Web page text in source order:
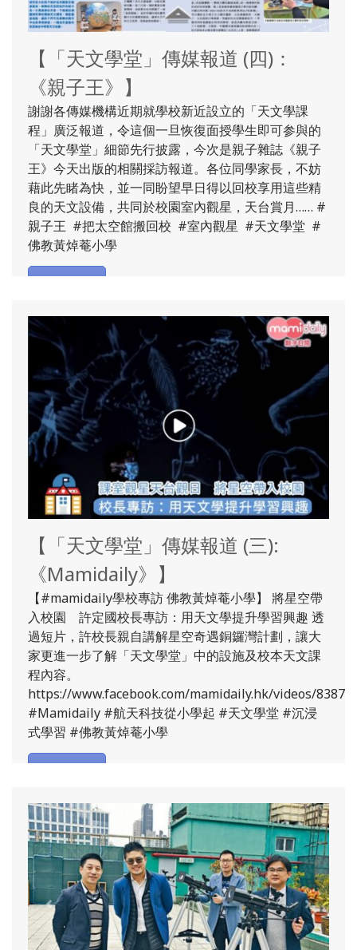
【「天文學堂」傳媒報道 (四)：
《親子王》】
謝謝各傳媒機構近期就學校新近設立的「天文學課
程」廣泛報道，令這個一旦恢復面授學生即可参與的
「天文學堂」細節先行披露，今次是親子雜誌《親子
王》今天出版的相關採訪報道。各位同學家長，不妨
藉此先睹為快，並一同盼望早日得以回校享用這些精
良的天文設備，共同於校園室內觀星，天台賞月…… #
親子王 #把太空館搬回校 #室內觀星 #天文學堂 #
佛教黃焯菴小學
【「天文學堂」傳媒報道 (三):
《Mamidaily》】
【#mamidaily學校專訪 佛教黃焯菴小學】 將星空帶
入校園 許定國校長專訪：用天文學提升學習興趣 透
過短片，許校長親自講解星空奇遇銅鑼灣計劃，讓大
家更進一步了解「天文學堂」中的設施及校本天文課
程內容。
https://www.facebook.com/mamidaily.hk/videos/
#Mamidaily #航天科技從小學起 #天文學堂 #沉浸
式學習 #佛教黃焯菴小學